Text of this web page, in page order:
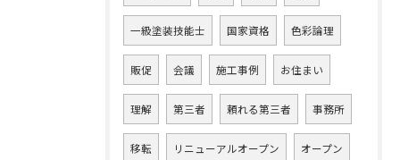
一級塗装技能士 国家資格 色彩論理
販促 会議 施工事例 お住まい
理解 第三者 頼れる第三者 事務所
移転 リニューアルオープン オープン